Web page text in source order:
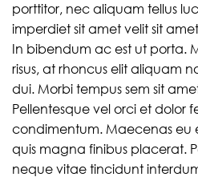
porttitor, nec aliquam tellus
imperdiet sit amet velit sit
In bibendum ac est ut porta.
risus, at rhoncus elit aliquam
dui. Morbi tempus sem sit
Pellentesque vel orci et dolor
condimentum. Maecenas eu
quis magna finibus placerat.
neque vitae tincidunt